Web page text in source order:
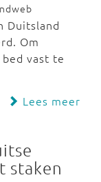
Duitsland
Om
vast te
Lees meer
staken